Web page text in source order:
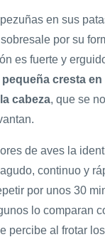
en sus
por su
es fuerte y
cresta en
cabeza, que se
de aves la
continuo y
por unos 30
lo comparan
percibe al frotar